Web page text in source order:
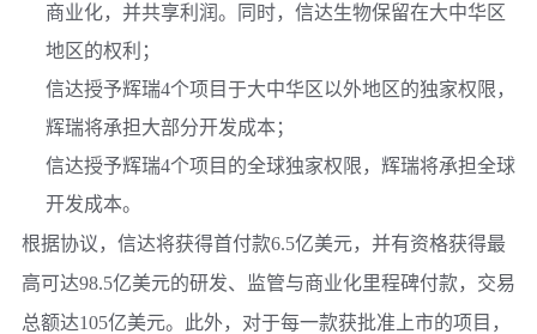
商业化，并共享利润。同时，信达生物保留在大中华区
地区的权利；
信达授予辉瑞4个项目于大中华区以外地区的独家权限，
辉瑞将承担大部分开发成本；
信达授予辉瑞4个项目的全球独家权限，辉瑞将承担全球
开发成本。
根据协议，信达将获得首付款6.5亿美元，并有资格获得最
高可达98.5亿美元的研发、监管与商业化里程碑付款，交易
总额达105亿美元。此外，对于每一款获批准上市的项目，